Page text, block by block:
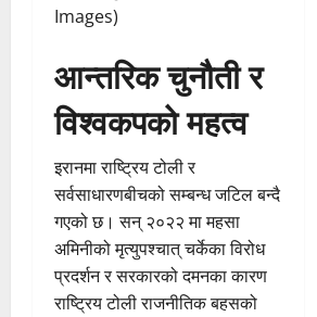
Images)
आन्तरिक चुनौती र
विश्वकपको महत्व
इरानमा राष्ट्रिय टोली र
सर्वसाधारणबीचको सम्बन्ध जटिल बन्दै
गएको छ। सन् २०२२ मा महसा
अमिनीको मृत्युपश्चात् चर्केका विरोध
प्रदर्शन र सरकारको दमनका कारण
राष्ट्रिय टोली राजनीतिक बहसको